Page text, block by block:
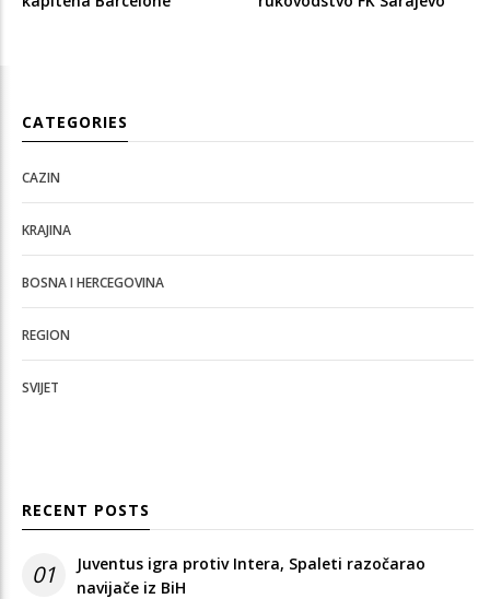
CATEGORIES
CAZIN
KRAJINA
BOSNA I HERCEGOVINA
REGION
SVIJET
RECENT POSTS
01
Juventus igra protiv Intera, Spaleti razočarao
navijače iz BiH